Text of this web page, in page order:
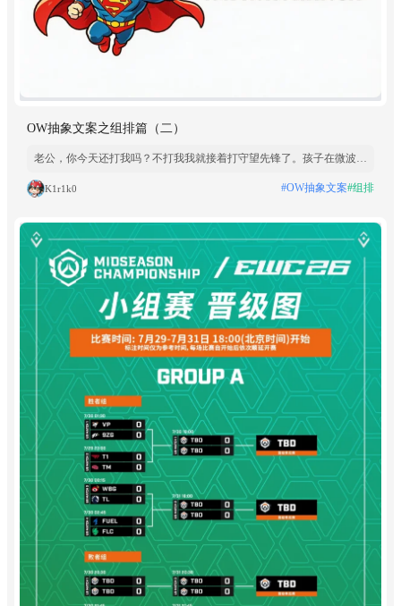
OW抽象文案之组排篇（二）
老公，你今天还打我吗？不打我我就接着打守望先锋了。孩子在微波炉
了，不知道你老婆怎么查到的 刚刚抓到我给了我几个大逼斗。 不过你
K1r1k0 #OW抽象文案#组排